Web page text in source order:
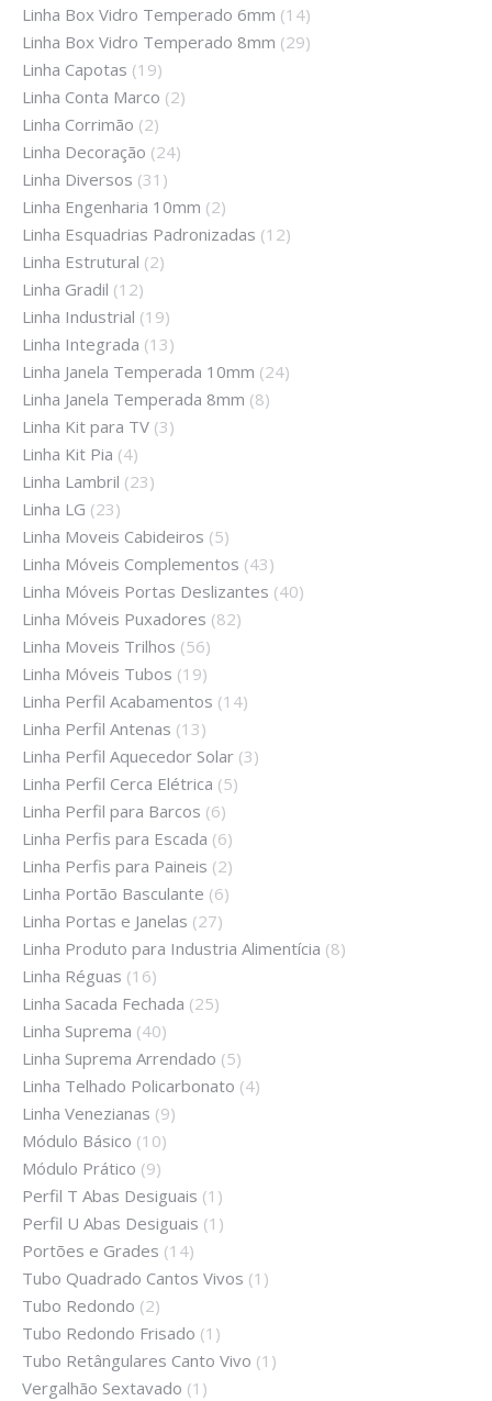
Linha Box Vidro Temperado 6mm (14)
Linha Box Vidro Temperado 8mm (29)
Linha Capotas (19)
Linha Conta Marco (2)
Linha Corrimão (2)
Linha Decoração (24)
Linha Diversos (31)
Linha Engenharia 10mm (2)
Linha Esquadrias Padronizadas (12)
Linha Estrutural (2)
Linha Gradil (12)
Linha Industrial (19)
Linha Integrada (13)
Linha Janela Temperada 10mm (24)
Linha Janela Temperada 8mm (8)
Linha Kit para TV (3)
Linha Kit Pia (4)
Linha Lambril (23)
Linha LG (23)
Linha Moveis Cabideiros (5)
Linha Móveis Complementos (43)
Linha Móveis Portas Deslizantes (40)
Linha Móveis Puxadores (82)
Linha Moveis Trilhos (56)
Linha Móveis Tubos (19)
Linha Perfil Acabamentos (14)
Linha Perfil Antenas (13)
Linha Perfil Aquecedor Solar (3)
Linha Perfil Cerca Elétrica (5)
Linha Perfil para Barcos (6)
Linha Perfis para Escada (6)
Linha Perfis para Paineis (2)
Linha Portão Basculante (6)
Linha Portas e Janelas (27)
Linha Produto para Industria Alimentícia (8)
Linha Réguas (16)
Linha Sacada Fechada (25)
Linha Suprema (40)
Linha Suprema Arrendado (5)
Linha Telhado Policarbonato (4)
Linha Venezianas (9)
Módulo Básico (10)
Módulo Prático (9)
Perfil T Abas Desiguais (1)
Perfil U Abas Desiguais (1)
Portões e Grades (14)
Tubo Quadrado Cantos Vivos (1)
Tubo Redondo (2)
Tubo Redondo Frisado (1)
Tubo Retângulares Canto Vivo (1)
Vergalhão Sextavado (1)